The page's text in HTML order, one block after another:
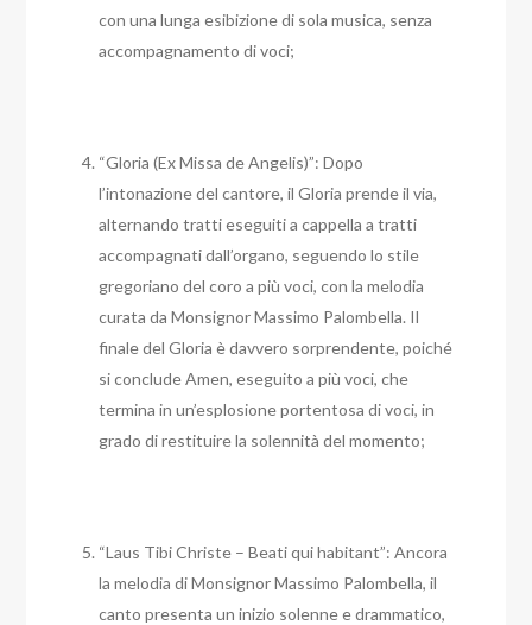
con una lunga esibizione di sola musica, senza
accompagnamento di voci;
“Gloria (Ex Missa de Angelis)”: Dopo
l’intonazione del cantore, il Gloria prende il via,
alternando tratti eseguiti a cappella a tratti
accompagnati dall’organo, seguendo lo stile
gregoriano del coro a più voci, con la melodia
curata da Monsignor Massimo Palombella. Il
finale del Gloria è davvero sorprendente, poiché
si conclude Amen, eseguito a più voci, che
termina in un’esplosione portentosa di voci, in
grado di restituire la solennità del momento;
“Laus Tibi Christe – Beati qui habitant”: Ancora
la melodia di Monsignor Massimo Palombella, il
canto presenta un inizio solenne e drammatico,